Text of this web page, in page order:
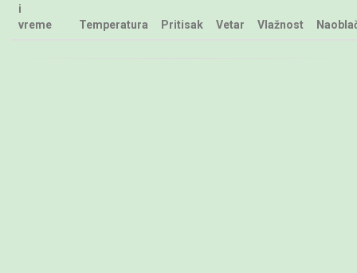
i
vreme
Temperatura Pritisak Vetar Vlažnost